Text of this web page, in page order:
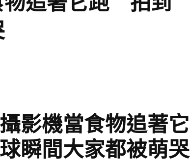
影機當食物追著它
瞬間大家都被萌哭